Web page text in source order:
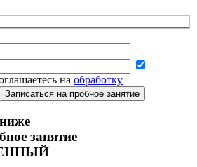
на обработку
Записаться на пробное занятие
занятие